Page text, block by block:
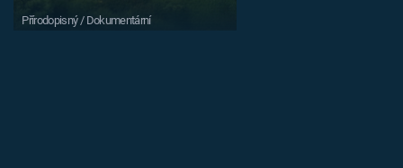
Přírodopisný / Dokumentární